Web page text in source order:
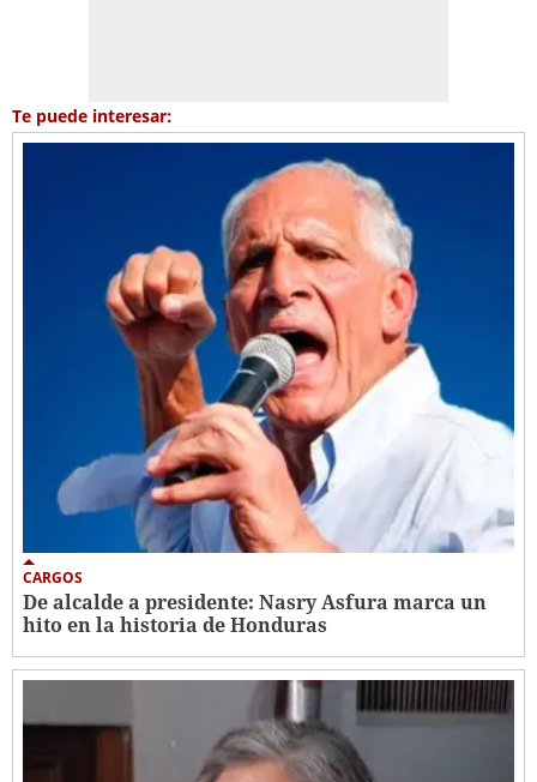
Te puede interesar:
CARGOS
De alcalde a presidente: Nasry Asfura marca un
hito en la historia de Honduras